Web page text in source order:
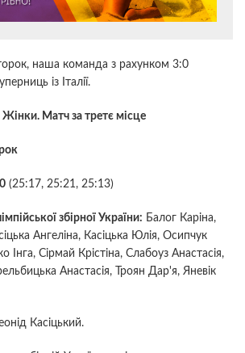
наша команда з рахунком 3:0
із Італії.
Матч за третє місце
(25:17, 25:21, 25:13)
збірної України: Балог Каріна,
Ангеліна, Касіцька Юлія, Осипчук
Інга, Сірмай Крістіна, Слабоуз Анастасія,
Анастасія, Троян Дар'я, Яневік
Касіцький.